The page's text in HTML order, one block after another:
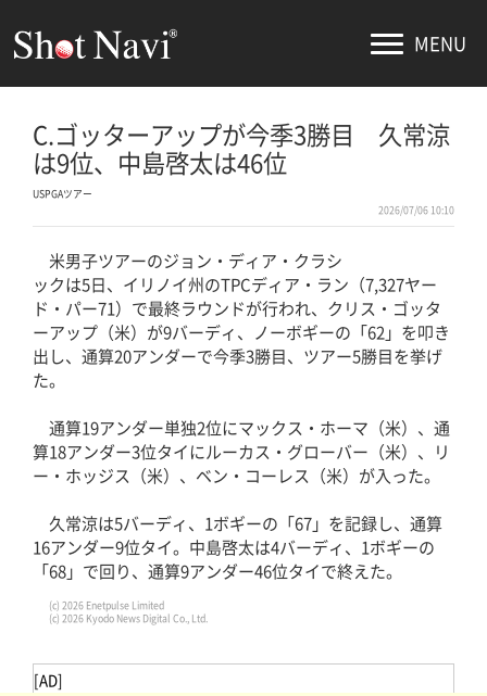
MENU
C.ゴッターアップが今季3勝目 久常涼
は9位、中島啓太は46位
USPGAツアー
2026/07/06 10:10
米男子ツアーのジョン・ディア・クラシ
ックは5日、イリノイ州のTPCディア・ラン（7,327ヤー
ド・パー71）で最終ラウンドが行われ、クリス・ゴッタ
ーアップ（米）が9バーディ、ノーボギーの「62」を叩き
出し、通算20アンダーで今季3勝目、ツアー5勝目を挙げ
た。
通算19アンダー単独2位にマックス・ホーマ（米）、通
算18アンダー3位タイにルーカス・グローバー（米）、リ
ー・ホッジス（米）、ベン・コーレス（米）が入った。
久常涼は5バーディ、1ボギーの「67」を記録し、通算
16アンダー9位タイ。中島啓太は4バーディ、1ボギーの
「68」で回り、通算9アンダー46位タイで終えた。
(c) 2026 Enetpulse Limited
(c) 2026 Kyodo News Digital Co., Ltd.
[AD]